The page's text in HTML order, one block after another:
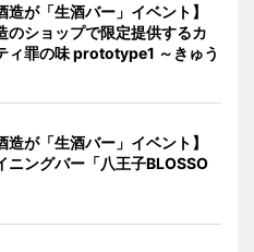
造が「生酒バー」イベント】
のショップで限定提供するカ
ィ罪の味 prototype1 ～きゅう
造が「生酒バー」イベント】
ニングバー「八王子BLOSSO